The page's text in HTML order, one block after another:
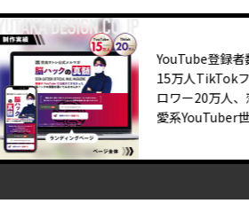
YouTube登録者数
15万人TikTokフォ
ロワー20万人、恋
愛系YouTuber世良
ガ登録用LP」制作